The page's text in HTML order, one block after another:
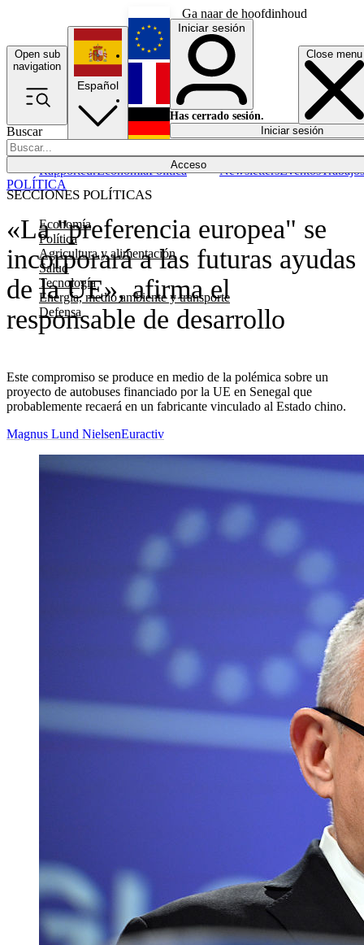
Ga naar de hoofdinhoud
Open sub
navigation
Close menu
Buscar
Acceso
SECCIONES POLÍTICAS
Economía
Política
Agricultura y alimentación
Salud
Tecnología
Energía, medio ambiente y transporte
Defensa
RapporteurEconomíaPolítica NewslettersEventosTrabajos
Español
English
Français
Iniciar sesión
Has cerrado sesión.
Iniciar sesión
«La "preferencia europea" se
incorporará a las futuras ayudas
de la UE», afirma el
responsable de desarrollo
Este compromiso se produce en medio de la polémica sobre un
proyecto de autobuses financiado por la UE en Senegal que
probablemente recaerá en un fabricante vinculado al Estado chino.
POLÍTICA
Magnus Lund NielsenEuractiv